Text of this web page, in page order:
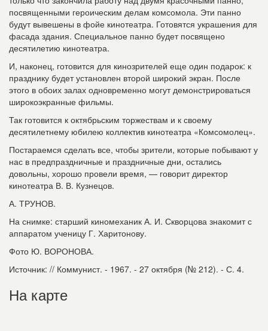
посвященными героическим делам комсомола. Эти панно
будут вывешены в фойе кинотеатра. Готовятся украшения для
фасада здания. Специальное панно будет посвящено
десятилетию кинотеатра.
И, наконец, готовится для кинозрителей еще один подарок: к
празднику будет установлен второй широкий экран. После
этого в обоих залах одновременно могут демонстрироваться
широкоэкранные фильмы.
Так готовится к октябрьским торжествам и к своему
десятилетнему юбилею коллектив кинотеатра «Комсомолец».
Постараемся сделать все, чтобы зрители, которые побывают у
нас в предпраздничные и праздничные дни, остались
довольны, хорошо провели время, — говорит директор
кинотеатра В. В. Кузнецов.
А. ТРУНОВ.
На снимке: старший киномеханик А. И. Скворцова знакомит с
аппаратом ученицу Г. Харитонову.
Фото Ю. ВОРОНОВА.
Источник: // Коммунист. - 1967. - 27 октября (№ 212). - С. 4.
На карте